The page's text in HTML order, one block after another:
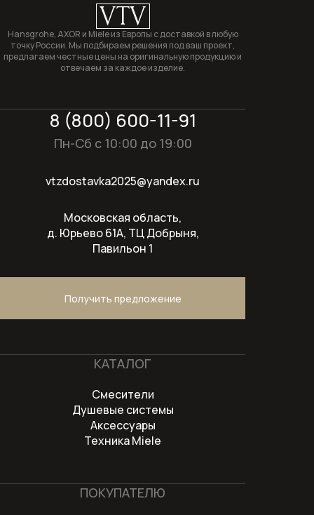
Сушильные машины
Техника для кухни
Холодильники
Оплата и доставка
О компании
Контакты
VTV
Hansgrohe, AXOR и Miele из Европы с доставкой в любую
точку России. Мы подбираем решения под ваш проект,
предлагаем честные цены на оригинальную продукцию и
отвечаем за каждое изделие.
КАТАЛОГ
Смесители
Душевые системы
Аксессуары
Техника Miele
ПОКУПАТЕЛЮ
8 (800) 600-11-91
Пн-Сб с 10:00 до 19:00
vtzdostavka2025@yandex.ru
Московская область,
д. Юрьево 61А, ТЦ Добрыня,
Павильон 1
Получить предложение